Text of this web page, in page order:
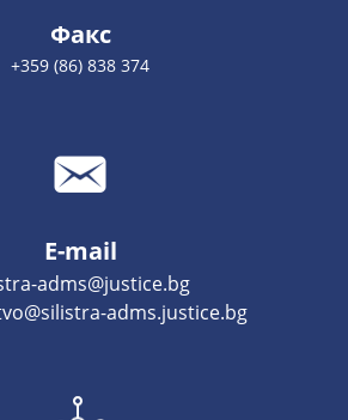
Факс
+359 (86) 838 374
E-mail
adms@justice.bg
adms.justice.bg